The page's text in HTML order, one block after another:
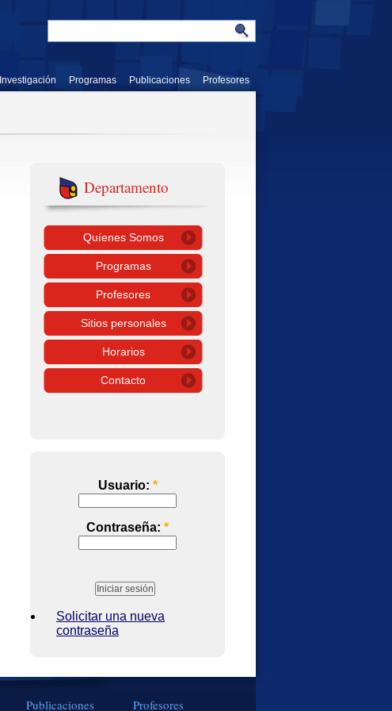
Investigación Programas Publicaciones Profesores
Departamento
Quíenes Somos
Programas
Profesores
Sitios personales
Horarios
Contacto
Usuario: *
Contraseña: *
Solicitar una nueva
contraseña
Publicaciones Profesores